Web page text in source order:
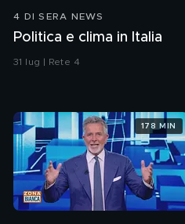
4 DI SERA NEWS
Politica e clima in Italia
31 lug | Rete 4
178 MIN